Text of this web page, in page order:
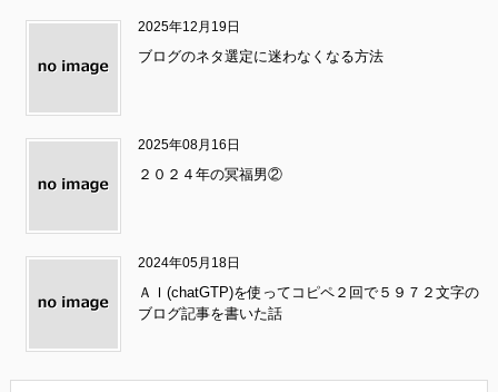
2025年12月19日
ブログのネタ選定に迷わなくなる方法
2025年08月16日
２０２４年の冥福男②
2024年05月18日
ＡＩ(chatGTP)を使ってコピペ２回で５９７２文字の
ブログ記事を書いた話